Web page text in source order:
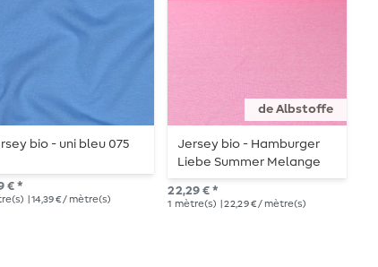
bio - uni bleu 075
€ *
| 14,39 € / mètre(s)
de Albstoffe
Jersey bio - Hamburger
Liebe Summer Melange
22,29 € *
1 mètre(s) | 22,29 € / mètre(s)